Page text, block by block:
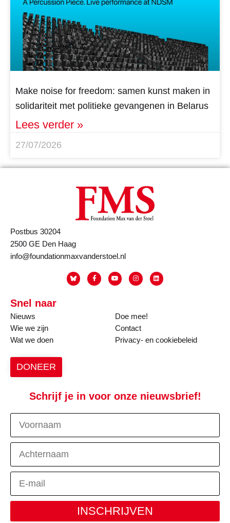
Make noise for freedom: samen kunst maken in
solidariteit met politieke gevangenen in Belarus
Lees verder »
27/07/2026
Postbus 30204
2500 GE Den Haag
info@foundationmaxvanderstoel.nl
Snel naar
Nieuws
Wie we zijn
Wat we doen
Doe mee!
Contact
Privacy- en cookiebeleid
DONEER
Schrijf je in voor onze nieuwsbrief!
INSCHRIJVEN